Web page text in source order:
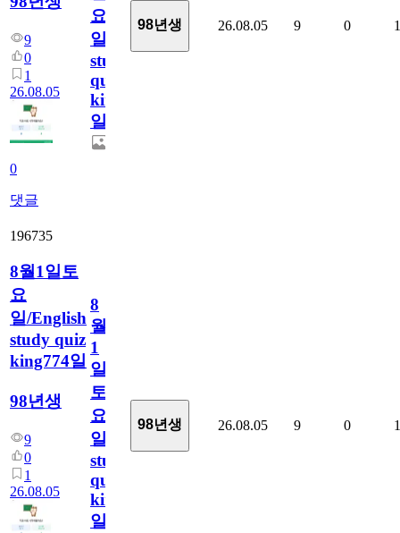
9
0
1
26.08.05
0
댓글
요
일/English
study
quiz
king775
일
98년생 26.08.05 9 0 1
196735
8월1일토
요
일/English
study quiz
king774일
98년생
9
0
1
26.08.05
8
월
1
일
토
요
일/English
study
quiz
king774
일
98년생 26.08.05 9 0 1